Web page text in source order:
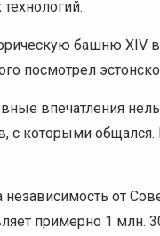
башню ХIV
посмотрел
впечатления
с которыми
независимость от
примерно 1 млн.